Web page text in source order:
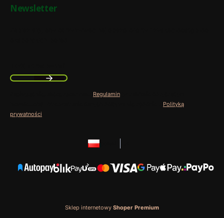
Newsletter
Regulamin
Polityką
prywatności
Sklep internetowy Shoper Premium